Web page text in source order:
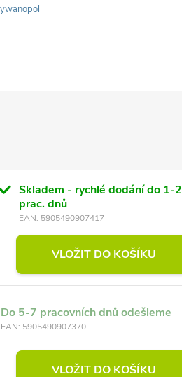
Skladem - rychlé dodání do 1-2
prac. dnů
EAN: 5905490907417
VLOŽIT DO KOŠÍKU
Do 5-7 pracovních dnů odešleme
EAN: 5905490907370
VLOŽIT DO KOŠÍKU